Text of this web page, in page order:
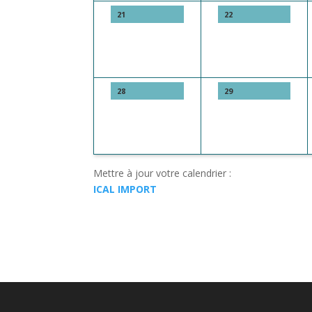
21 22
28 29
Mettre à jour votre calendrier :
ICAL IMPORT